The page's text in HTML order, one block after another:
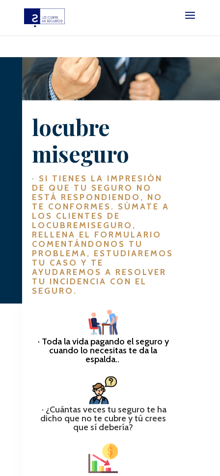
gtm4wp_the_gtm_tag(); } ?
locubre
miseguro
· SI TIENES LA IMPRESIÓN
DE QUE TU SEGURO NO
ESTÁ RESPONDIENDO, NO
TE CONFORMES. SÚMATE A
LOS CLIENTES DE
LOCUBREMISEGURO,
RELLENA EL FORMULARIO
COMENTÁNDONOS TU
PROBLEMA, ESTUDIAREMOS
TU CASO Y TE
AYUDAREMOS A RESOLVER
TU INCIDENCIA CON EL
SEGURO.
· Toda la vida pagando el seguro y
cuando lo necesitas te da la
espalda..
· ¿Cuántas veces tu seguro te ha
dicho que no te cubre y tú crees
que sí debería?